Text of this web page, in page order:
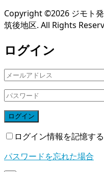
Copyright ©2026 ジモト
筑後地区. All Rights
ログイン
ログイン
ログイン情報を記憶する
パスワードを忘れた場合